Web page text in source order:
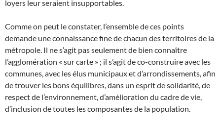
loyers leur seraient insupportables.
Comme on peut le constater, l’ensemble de ces points
demande une connaissance fine de chacun des territoires de la
métropole. Il ne s’agit pas seulement de bien connaître
l’agglomération « sur carte » ; il s’agit de co-construire avec les
communes, avec les élus municipaux et d’arrondissements, afin
de trouver les bons équilibres, dans un esprit de solidarité, de
respect de l’environnement, d’amélioration du cadre de vie,
d’inclusion de toutes les composantes de la population.